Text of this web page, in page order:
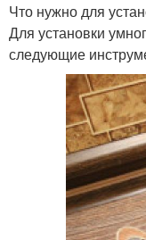
Что нужно для
Для установки
следующие